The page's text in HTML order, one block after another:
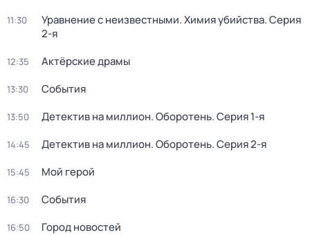
11:30 Уравнение с неизвестными. Химия убийства. Серия
2-я
12:35 Актёрские драмы
13:30 События
13:50 Детектив на миллион. Оборотень. Серия 1-я
14:45 Детектив на миллион. Оборотень. Серия 2-я
15:45 Мой герой
16:30 События
16:50 Город новостей